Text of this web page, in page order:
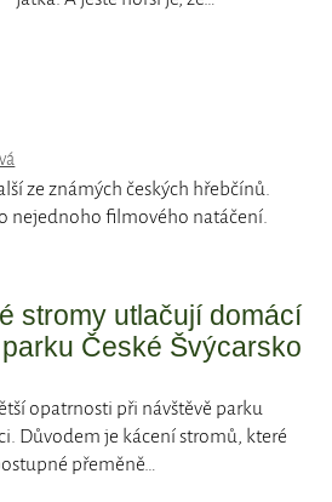
ze známých českých hřebčínů.
nejednoho filmového natáčení.
stromy utlačují domácí
České Švýcarsko
opatrnosti při návštěvě parku
Důvodem je kácení stromů, které
přeměně…